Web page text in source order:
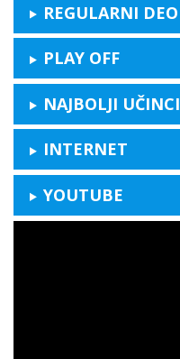
REGULARNI DEO
PLAY OFF
NAJBOLJI UČINCI
INTERNET
YOUTUBE